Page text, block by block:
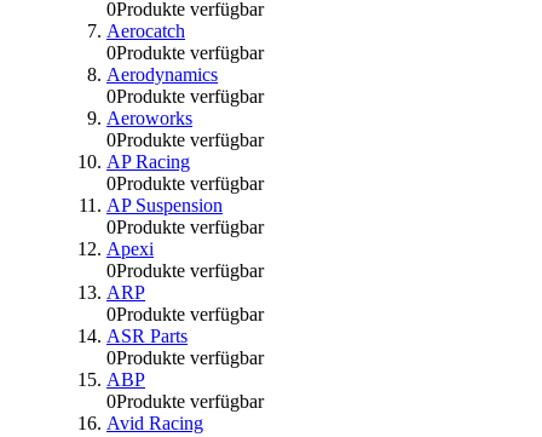
0Produkte verfügbar
Aerocatch
0Produkte verfügbar
Aerodynamics
0Produkte verfügbar
Aeroworks
0Produkte verfügbar
AP Racing
0Produkte verfügbar
AP Suspension
0Produkte verfügbar
Apexi
0Produkte verfügbar
ARP
0Produkte verfügbar
ASR Parts
0Produkte verfügbar
ABP
0Produkte verfügbar
Avid Racing